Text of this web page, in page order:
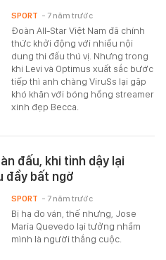
Đoàn All-Star Việt Nam đã chính
thức khởi động với nhiều nội
dung thi đấu thú vị. Nhưng trong
khi Levi và Optimus xuất sắc bước
tiếp thì anh chàng ViruSs lại gặp
khó khăn với bóng hồng streamer
xinh đẹp Becca.
SPORT - 7 năm trước
đấu, khi tỉnh dậy lại
đầy bất ngờ
Bị hạ đo ván, thế nhưng, Jose
Maria Quevedo lại tưởng nhầm
mình là người thắng cuộc.
SPORT - 7 năm trước